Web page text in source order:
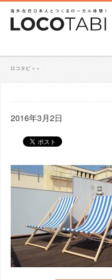
ロコタビ » »
2016年3月2日